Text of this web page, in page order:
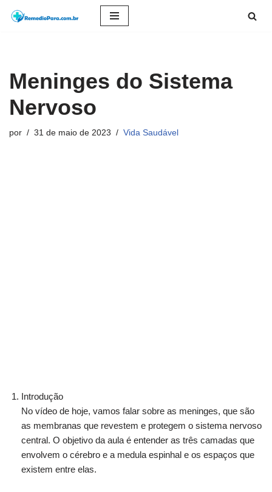
conteúdo
Meninges do Sistema
Nervoso
por 31 de maio de 2023 Vida Saudável
Introdução
No vídeo de hoje, vamos falar sobre as meninges, que são
as membranas que revestem e protegem o sistema nervoso
central. O objetivo da aula é entender as três camadas que
envolvem o cérebro e a medula espinhal e os espaços que
existem entre elas.